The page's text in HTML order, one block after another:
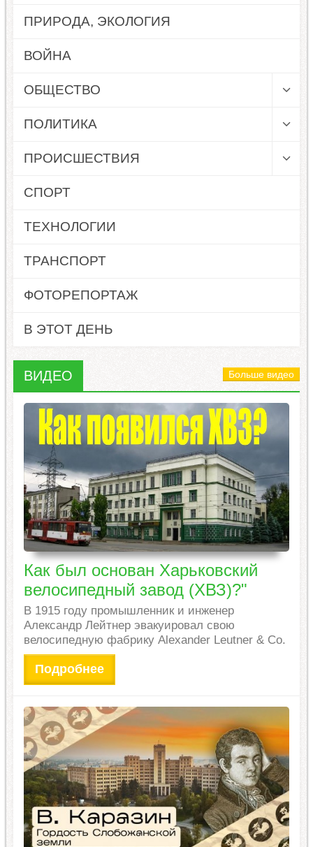
ПРИРОДА, ЭКОЛОГИЯ
ВОЙНА
ОБЩЕСТВО
ПОЛИТИКА
ПРОИСШЕСТВИЯ
СПОРТ
ТЕХНОЛОГИИ
ТРАНСПОРТ
ФОТОРЕПОРТАЖ
В ЭТОТ ДЕНЬ
ВИДЕО Больше видео
Как был основан Харьковский
велосипедный завод (ХВЗ)?"
В 1915 году промышленник и инженер
Александр Лейтнер эвакуировал свою
велосипедную фабрику Alexander Leutner & Co.
Подробнее